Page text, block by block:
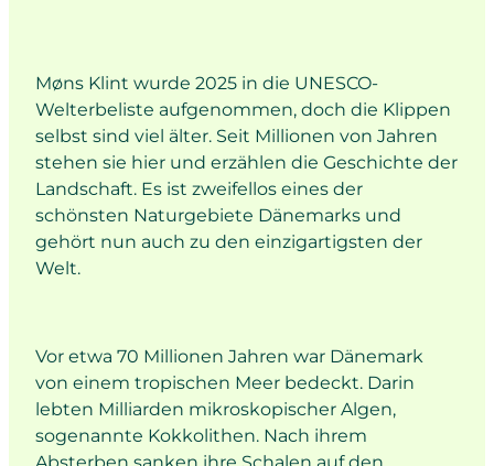
Møns Klint wurde 2025 in die UNESCO-
Welterbeliste aufgenommen, doch die Klippen
selbst sind viel älter. Seit Millionen von Jahren
stehen sie hier und erzählen die Geschichte der
Landschaft. Es ist zweifellos eines der
schönsten Naturgebiete Dänemarks und
gehört nun auch zu den einzigartigsten der
Welt.
Vor etwa 70 Millionen Jahren war Dänemark
von einem tropischen Meer bedeckt. Darin
lebten Milliarden mikroskopischer Algen,
sogenannte Kokkolithen. Nach ihrem